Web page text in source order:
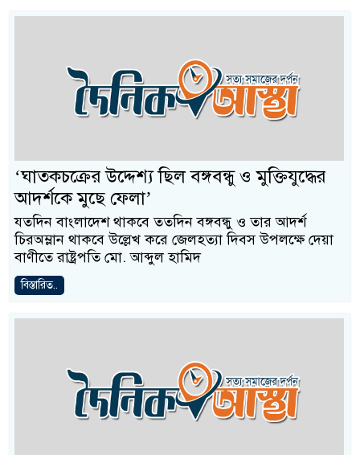
‘ঘাতকচক্রের উদ্দেশ্য ছিল বঙ্গবন্ধু ও মুক্তিযুদ্ধের
আদর্শকে মুছে ফেলা’
যতদিন বাংলাদেশ থাকবে ততদিন বঙ্গবন্ধু ও তার আদর্শ
চিরঅম্লান থাকবে উল্লেখ করে জেলহত্যা দিবস উপলক্ষে দেয়া
বাণীতে রাষ্ট্রপতি মো. আব্দুল হামিদ
বিস্তারিত..